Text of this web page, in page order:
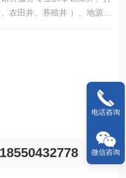
坑降水、管道降水、河道降
18550432778
电话咨询
微信咨询